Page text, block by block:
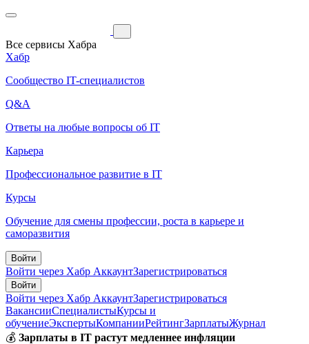
Все сервисы Хабра
Хабр
Сообщество IT-специалистов
Q&A
Ответы на любые вопросы об IT
Карьера
Профессиональное развитие в IT
Курсы
Обучение для смены профессии, роста в карьере и
саморазвития
Войти
Войти через Хабр АккаунтЗарегистрироваться
Войти
Войти через Хабр АккаунтЗарегистрироваться
ВакансииСпециалистыКурсы и
обучениеЭкспертыКомпанииРейтингЗарплатыЖурнал
💰 Зарплаты в IT растут медленнее инфляции